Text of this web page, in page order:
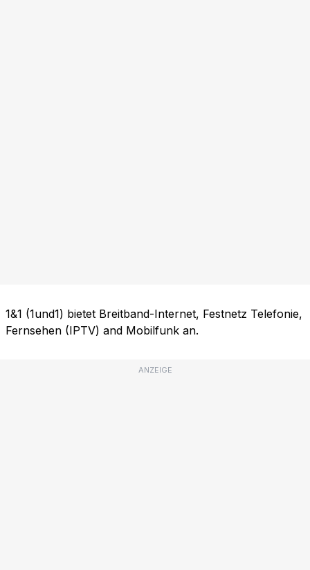
1&1 (1und1) bietet Breitband-Internet, Festnetz Telefonie,
Fernsehen (IPTV) and Mobilfunk an.
ANZEIGE